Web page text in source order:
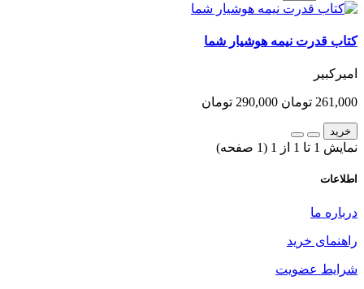
کتاب قدرت نیمه هوشیار شما
امیرکبیر
261,000 تومان 290,000 تومان
خرید
نمایش 1 تا 1 از 1 (1 صفحه)
اطلاعات
درباره ما
راهنمای خرید
شرایط عضویت